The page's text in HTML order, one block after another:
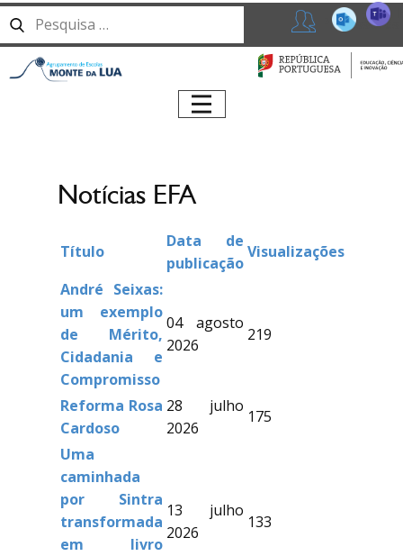
Professores
365
Início
Alunos
Formativa
Centro Qualifica
Erasmus+
Notícias
Notícias EFA
Título
Data de
publicação
Visualizações
André Seixas:
um exemplo
de Mérito,
Cidadania e
Compromisso
04 agosto
2026
219
Reforma Rosa
Cardoso
28 julho
2026
175
Uma
caminhada
por Sintra
transformada
em livro
13 julho
2026
133